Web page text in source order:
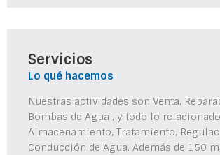
Servicios
Lo qué hacemos
Nuestras actividades son Venta,
Bombas de Agua , y todo lo
Almacenamiento, Tratamiento,
Conducción de Agua. Además de 150